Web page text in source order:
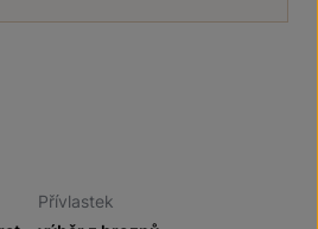
Přívlastek